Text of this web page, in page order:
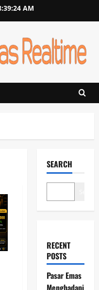
AM
SEARCH
RECENT
POSTS
Pasar Emas
Menghadapi